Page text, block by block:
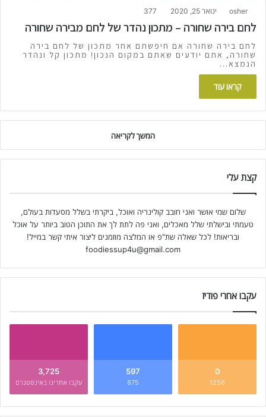
osher ינואר 25, 2020 377
לחם בירה שחורה – מתכון נהדר של לחם מבירה שחורה
לחם בירה שחורה אם חיפשתם אחר מתכון של לחם בירה
שחורה, אתם יודעים שאתם במקום הנכון! מתכון קל ונהדר
הנמצא…
קראו עוד
המשך לקריאה
קצת עלי
שלום שמי אושר ואני חובב קולינריה ואוכל, ביקרתי בשלל מסעדות בעולם,
טעמתי ובישלתי שלל מאכלים, ואני פה לתת לך את התוכן הטוב ביותר על אוכל
ובריאות! לכל שאלה שת"פ או המלצה מוזמנים ליצור איתי קשר במייל!
foodiessup4u@gmail.com
עקבו אחרי פודיז
0
1256
597
875
3,725
עקבו אחרינו באינסטגרם